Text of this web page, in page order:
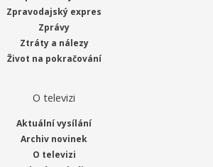
Zpravodajský expres
Zprávy
Ztráty a nálezy
Život na pokračování
O televizi
Aktuální vysílání
Archiv novinek
O televizi